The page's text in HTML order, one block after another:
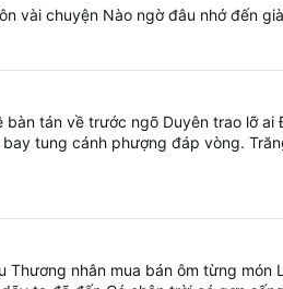
vài chuyện Nào ngờ đâu nhớ đến
tán về trước ngõ Duyên trao lỡ
tung cánh phượng đáp vòng.
nhân mua bán ôm từng